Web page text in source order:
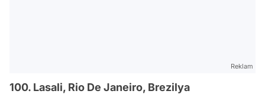
Reklam
100. Lasali, Rio De Janeiro, Brezilya